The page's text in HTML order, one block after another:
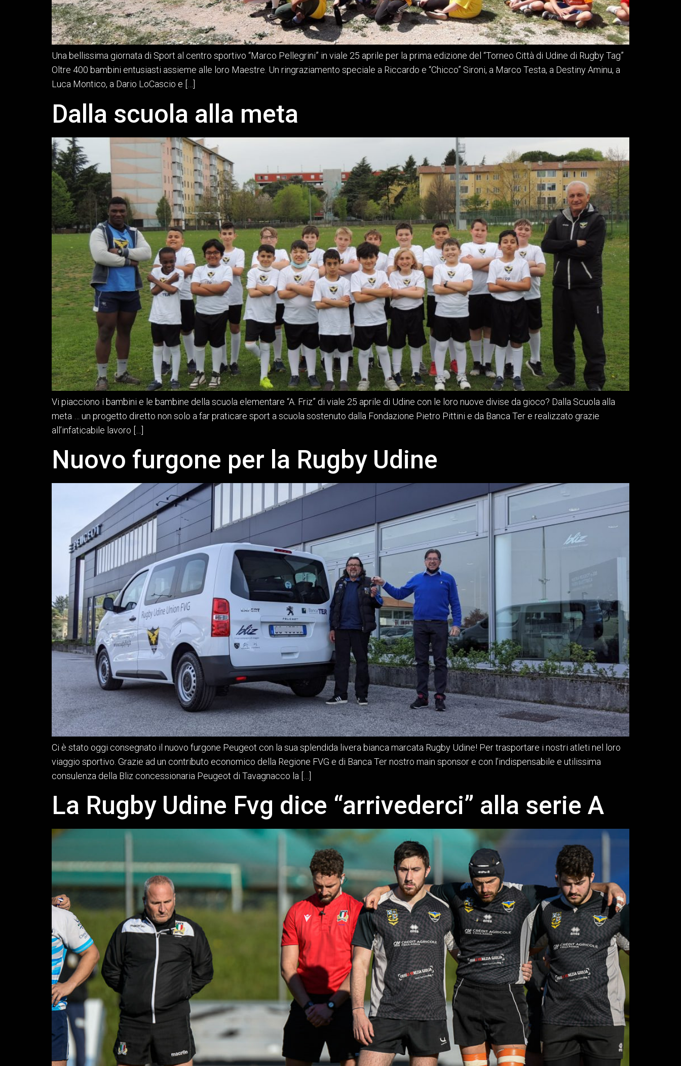
Una bellissima giornata di Sport al centro sportivo “Marco Pellegrini” in viale 25 aprile per la prima edizione del “Torneo Città di Udine di Rugby Tag”
Oltre 400 bambini entusiasti assieme alle loro Maestre. Un ringraziamento speciale a Riccardo e “Chicco” Sironi, a Marco Testa, a Destiny Aminu, a
Luca Montico, a Dario LoCascio e […]
Dalla scuola alla meta
Vi piacciono i bambini e le bambine della scuola elementare “A. Friz” di viale 25 aprile di Udine con le loro nuove divise da gioco? Dalla Scuola alla
meta … un progetto diretto non solo a far praticare sport a scuola sostenuto dalla Fondazione Pietro Pittini e da Banca Ter e realizzato grazie
all’infaticabile lavoro […]
Nuovo furgone per la Rugby Udine
Ci è stato oggi consegnato il nuovo furgone Peugeot con la sua splendida livera bianca marcata Rugby Udine! Per trasportare i nostri atleti nel loro
viaggio sportivo. Grazie ad un contributo economico della Regione FVG e di Banca Ter nostro main sponsor e con l’indispensabile e utilissima
consulenza della Bliz concessionaria Peugeot di Tavagnacco la […]
La Rugby Udine Fvg dice “arrivederci” alla serie A